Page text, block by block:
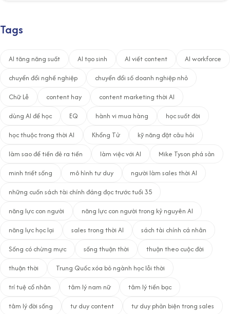
Tags
AI tăng năng suất AI tạo sinh AI viết content
AI workforce
chuyển đổi nghề nghiệp
chuyển đổi số doanh nghiệp nhỏ
Chữ Lễ
content hay
content marketing thời AI
dùng AI để học
EQ hành vi mua hàng
học suốt đời
học thuộc trong thời AI
Khổng Tử
kỹ năng đặt câu hỏi
làm sao để tiền đẻ ra tiền
làm việc với AI
Mike Tyson phá sản
minh triết sống
mô hình tư duy
người làm sales thời AI
những cuốn sách tài chính đáng đọc trước tuổi 35
năng lực con người
năng lực con người trong kỷ nguyên AI
năng lực học lại
sales trong thời AI
sách tài chính cá nhân
Sống có chừng mực
sống thuận thời
thuận theo cuộc đời
thuận thời
Trung Quốc xóa bỏ ngành học lỗi thời
trí tuệ cổ nhân
tâm lý nam nữ
tâm lý tiền bạc
tâm lý đời sống
tư duy content
tư duy phản biện trong sales
t